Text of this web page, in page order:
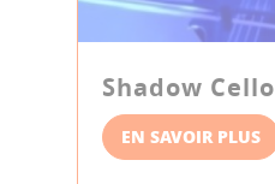
Shadow Cello
EN SAVOIR PLUS